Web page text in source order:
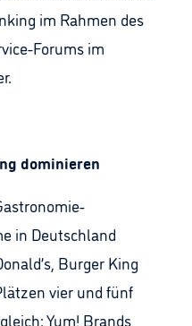
im Rahmen des
Forums im
dominieren
in Deutschland
Burger King
vier und fünf
Yum! Brands